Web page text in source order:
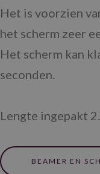
Het is voorzien
het scherm zeer
Het scherm kan
seconden.
Lengte ingepakt
BEAMER EN